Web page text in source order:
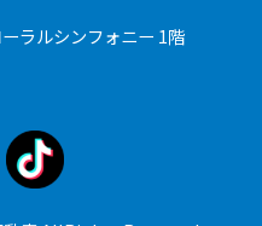
ラルシンフォニー 1階